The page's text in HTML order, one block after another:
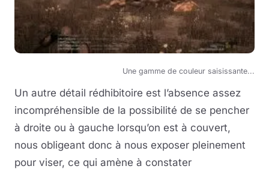
Une gamme de couleur saisissante...
Un autre détail rédhibitoire est l’absence assez
incompréhensible de la possibilité de se pencher
à droite ou à gauche lorsqu’on est à couvert,
nous obligeant donc à nous exposer pleinement
pour viser, ce qui amène à constater